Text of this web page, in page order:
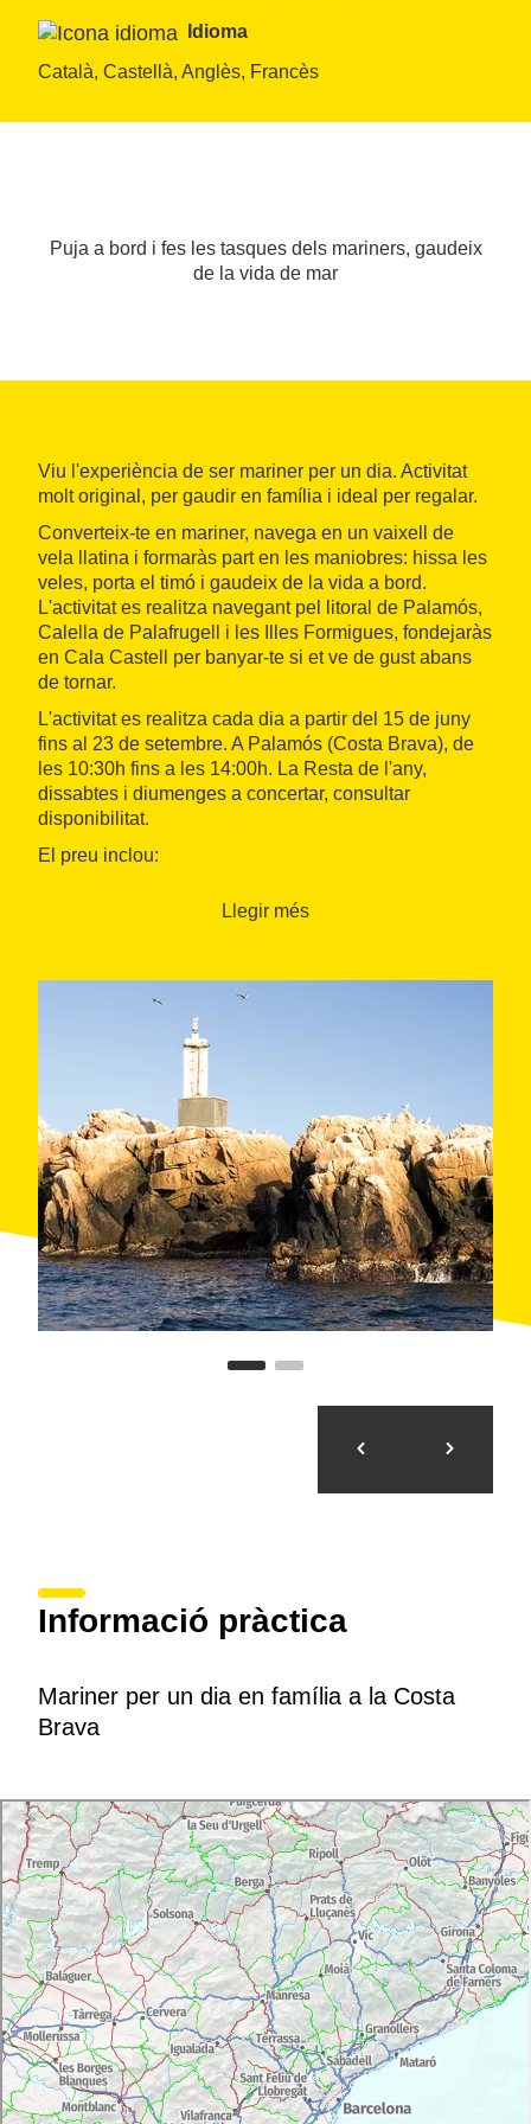
Idioma
Català, Castellà, Anglès, Francès
Puja a bord i fes les tasques dels mariners, gaudeix
de la vida de mar
Viu l'experiència de ser mariner per un dia. Activitat
molt original, per gaudir en família i ideal per regalar.
Converteix-te en mariner, navega en un vaixell de
vela llatina i formaràs part en les maniobres: hissa les
veles, porta el timó i gaudeix de la vida a bord.
L'activitat es realitza navegant pel litoral de Palamós,
Calella de Palafrugell i les Illes Formigues, fondejaràs
en Cala Castell per banyar-te si et ve de gust abans
de tornar.
L'activitat es realitza cada dia a partir del 15 de juny
fins al 23 de setembre. A Palamós (Costa Brava), de
les 10:30h fins a les 14:00h. La Resta de l'any,
dissabtes i diumenges a concertar, consultar
disponibilitat.
El preu inclou:
esmorzar en un hotel 3* de Palamós.
Idiomes: Català, castellà, anglès i francès.
El preu no inclou:
Taxa Turística.
Accessibilitat: Experiència no accessible.
Preu vàlid mínim per a 2 persones i 1 nen.
Llegir més
Informació pràctica
Mariner per un dia en família a la Costa
Brava